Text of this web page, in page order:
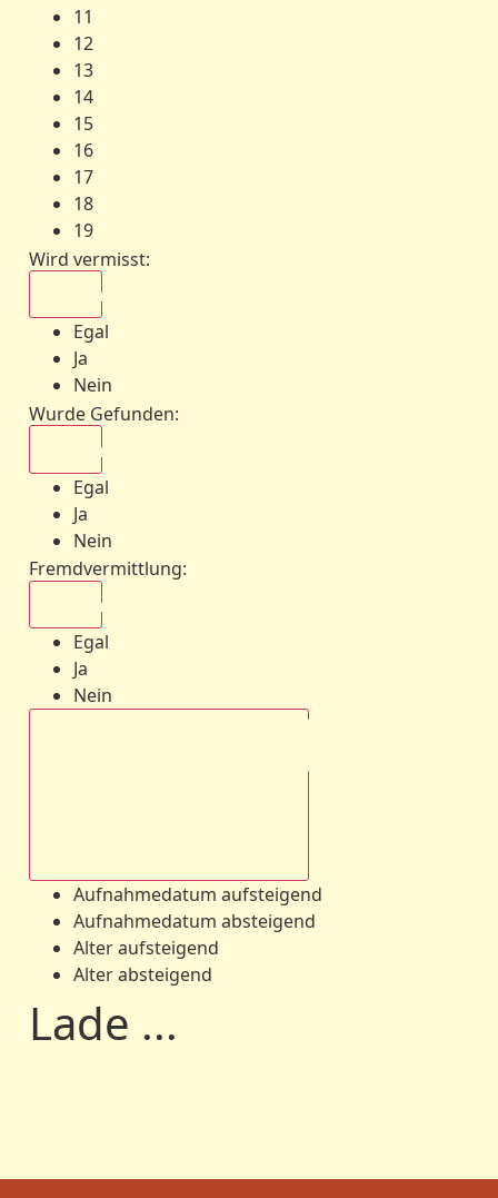
11
12
13
14
15
16
17
18
19
Wird vermisst:
Egal
Ja
Nein
Wurde Gefunden:
Egal
Ja
Nein
Fremdvermittlung:
Egal
Ja
Nein
Aufnahmedatum aufsteigend
Aufnahmedatum absteigend
Alter aufsteigend
Alter absteigend
Lade ...